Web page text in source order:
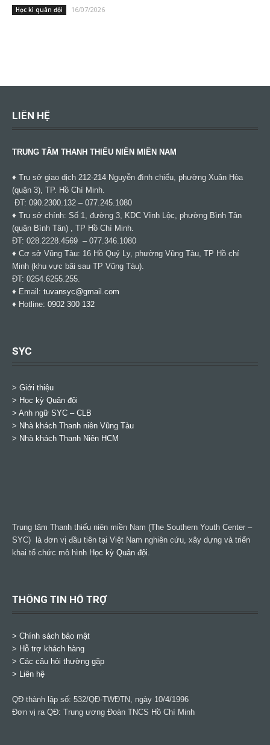
Học kì quân đội 16/07/2026
LIÊN HỆ
TRUNG TÂM THANH THIẾU NIÊN MIỀN NAM
♦ Trụ sở giao dịch 212-214 Nguyễn đình chiểu, phường Xuân Hòa
(quận 3), TP. Hồ Chí Minh.
ĐT: 090.2300.132 – 077.245.1080
♦ Trụ sở chính: Số 1, đường 3, KDC Vĩnh Lộc, phường Bình Tân
(quận Bình Tân) , TP Hồ Chí Minh.
ĐT: 028.2228.4569 – 077.346.1080
♦ Cơ sở Vũng Tàu: 16 Hồ Quý Ly, phường Vũng Tàu, TP Hồ chí
Minh (khu vực bãi sau TP Vũng Tàu).
ĐT: 0254.6255.255.
♦ Email: tuvansyc@gmail.com
♦ Hotline: 0902 300 132
SYC
> Giới thiệu
> Học kỳ Quân đội
> Anh ngữ SYC – CLB
> Nhà khách Thanh niên Vũng Tàu
> Nhà khách Thanh Niên HCM
Trung tâm Thanh thiếu niên miền Nam (The Southern Youth Center –
SYC) là đơn vị đầu tiên tại Việt Nam nghiên cứu, xây dựng và triển
khai tổ chức mô hình Học kỳ Quân đội
THÔNG TIN HỖ TRỢ
> Chính sách bảo mật
> Hỗ trợ khách hàng
> Các câu hỏi thường gặp
> Liên hệ
QĐ thành lập số: 532/QĐ-TWĐTN, ngày 10/4/1996
Đơn vị ra QĐ: Trung ương Đoàn TNCS Hồ Chí Minh